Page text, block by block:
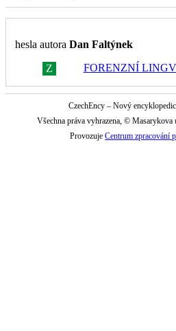
hesla autora Dan Faltýnek
Z FORENZNÍ
CzechEncy – Nový
Všechna práva vyhrazena, ©
ProvozujeCentrum zpracování